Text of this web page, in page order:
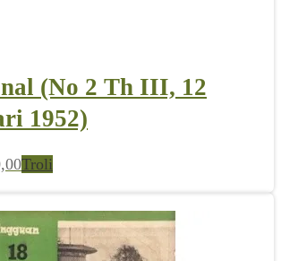
(No 2 Th III, 12
1952)
Troli